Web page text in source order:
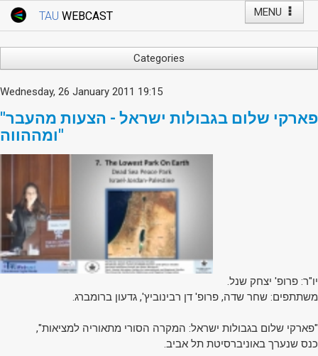
MENU
TAU WEBCAST
Webcast: Courses
Events
Live Webcast
TAU General Events
Faculty Events
YouTube Channel
Categories
Business & Management
Computers
Education
Faculty of Law
History
Humanities
Lecture Series
Live Webcast
Wednesday, 26 January 2011 19:15
"פארקי שלום בגבולות ישראל - הצעות מהעבר
ומההווה"
יו"ר: פרופ' יצחק שנל.
משתתפים: שחר שדה, פרופ' דן רבינוביץ', גדעון ברומברג.
"פארקי שלום בגבולות ישראל: המקרה הסורי מתאוריה למציאות",
כנס שנערך באוניברסיטת תל אביב.